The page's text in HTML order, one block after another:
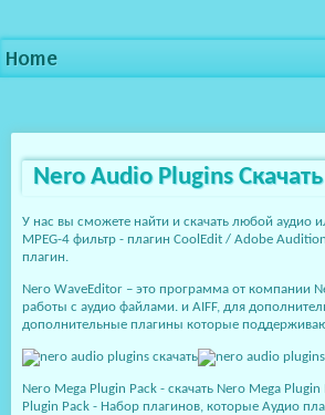
Home
Nero Audio Plugins Скачать
У нас вы сможете найти и скачать любой аудио
MPEG-4 фильтр - плагин CoolEdit / Adobe
плагин.
Nero WaveEditor – это программа от компании
работы с аудио файлами. и AIFF, для
дополнительные плагины которые
Nero Mega Plugin Pack - скачать Nero Mega
Plugin Pack - Набор плагинов, которые Аудио